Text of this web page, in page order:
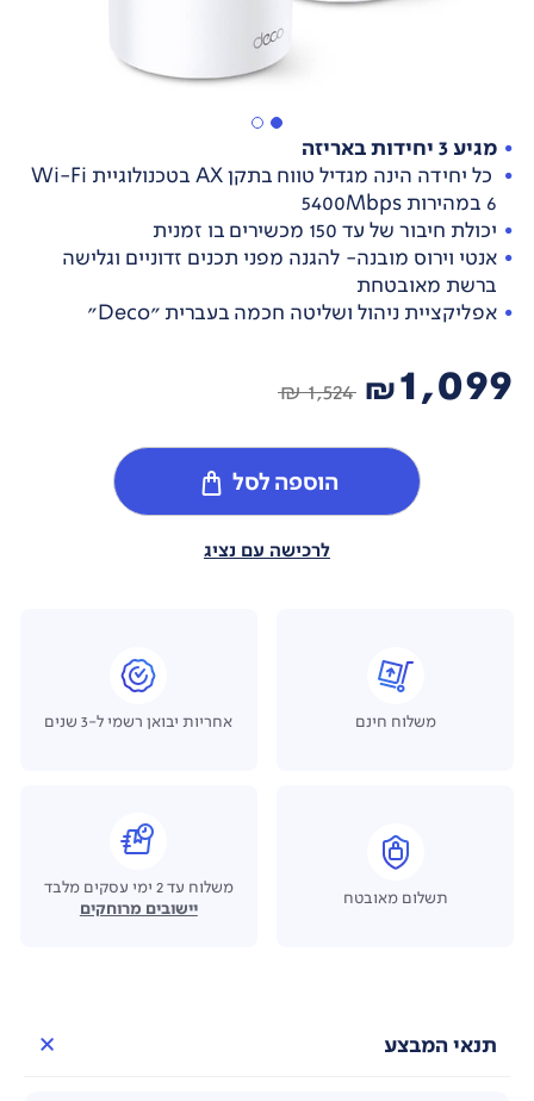
מגיע 3 יחידות באריזה
כל יחידה הינה מגדיל טווח בתקן AX‏ בטכנולוגיית ‏Wi-Fi
6‎‏ במהירות ‏Mbps‏5400‏
יכולת חיבור של עד 150 מכשירים בו זמנית
אנטי וירוס מובנה- להגנה מפני תכנים זדוניים וגלישה
ברשת מאובטחת
אפליקציית ניהול ושליטה חכמה בעברית "Deco"
1,099
₪
1,524 ₪
הוספה לסל
לרכישה עם נציג
משלוח חינם אחריות יבואן רשמי ל-3 שנים
תשלום מאובטח
משלוח עד 2 ימי עסקים מלבד
יישובים מרוחקים
תנאי המבצע